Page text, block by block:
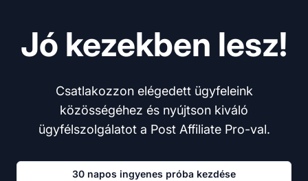
Jó kezekben lesz!
Csatlakozzon elégedett ügyfeleink
közösségéhez és nyújtson kiváló
ügyfélszolgálatot a Post Affiliate Pro-val.
30 napos ingyenes próba kezdése